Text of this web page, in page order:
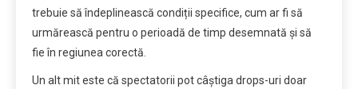
trebuie să îndeplinească condiții specifice, cum ar fi să
urmărească pentru o perioadă de timp desemnată și să
fie în regiunea corectă.
Un alt mit este că spectatorii pot câștiga drops-uri doar